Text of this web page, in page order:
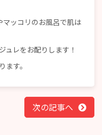
ッコリのお風呂で肌は
ュレをお配りします！
す。
次の記事へ